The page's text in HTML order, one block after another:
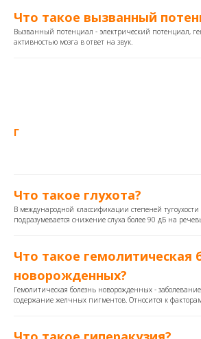
Что такое вызванный
Вызванный потенциал - электрический потенциал,
активностью мозга в ответ на звук.
Г
Что такое глухота?
В международной классификации степеней тугоухости
подразумевается снижение слуха более 90 дБ на
Что такое гемолитическая
новорожденных?
Гемолитическая болезнь новорожденных -
содержание желчных пигментов. Относится к